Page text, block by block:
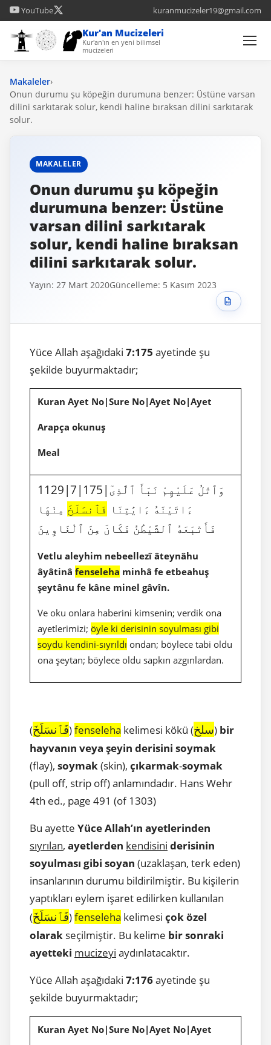
YouTube kuranmucizeler19@gmail.com
Kur'an Mucizeleri
Kur'an'ın en yeni bilimsel
mucizeleri
Makaleler›
Onun durumu şu köpeğin durumuna benzer: Üstüne varsan
dilini sarkıtarak solur, kendi haline bıraksan dilini sarkıtarak
solur.
MAKALELER
Onun durumu şu köpeğin
durumuna benzer: Üstüne
varsan dilini sarkıtarak
solur, kendi haline bıraksan
dilini sarkıtarak solur.
Yayın: 27 Mart 2020Güncelleme: 5 Kasım 2023
Yüce Allah aşağıdaki 7:175 ayetinde şu
şekilde buyurmaktadır;
Kuran Ayet No|Sure No|Ayet No|Ayet
Arapça okunuş
Meal
1129|7|175|وَٱتْلُ عَلَيْهِمْ نَبَأَ ٱلَّذِىٓ
ءَاتَيْنَٰهُ ءَايَٰتِنَا فَٱنسَلَخَ مِنْهَا
فَأَتْبَعَهُ ٱلشَّيْطَٰنُ فَكَانَ مِنَ ٱلْغَاوِينَ
Vetlu aleyhim nebeellezî âteynâhu
âyâtinâ fenseleha minhâ fe etbeahuş
şeytânu fe kâne minel gâvîn.
Ve oku onlara haberini kimsenin; verdik ona
ayetlerimizi; öyle ki derisinin soyulması gibi
soydu kendini-sıyrıldı ondan; böylece tabi oldu
ona şeytan; böylece oldu sapkın azgınlardan.
(فَٱنسَلَخَ)fenseleha kelimesi kökü (سلخ) bir
hayvanın veya şeyin derisini soymak
(flay), soymak(skin), çıkarmak-soymak
(pull off, strip off) anlamındadır. Hans Wehr
4th ed., page 491 (of 1303)
Bu ayette Yüce Allah’ın ayetlerinden
sıyrılan, ayetlerden kendisini derisinin
soyulması gibi soyan (uzaklaşan, terk eden)
insanlarının durumu bildirilmiştir. Bu kişilerin
yaptıkları eylem işaret edilirken kullanılan
(فَٱنسَلَخَ)fenseleha kelimesi çok özel
olarak seçilmiştir. Bu kelime bir sonraki
ayetteki mucizeyi aydınlatacaktır.
Yüce Allah aşağıdaki 7:176ayetinde şu
şekilde buyurmaktadır;
Kuran Ayet No|Sure No|Ayet No|Ayet